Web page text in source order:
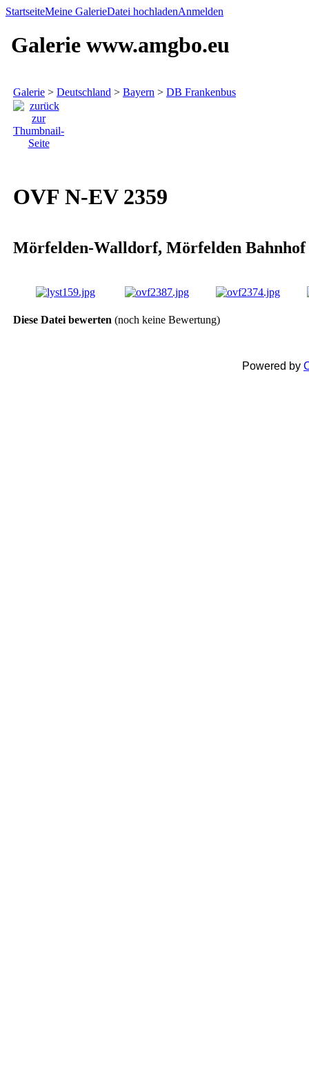
StartseiteMeine GalerieDatei hochladenAnmelden
Galerie www.amgbo.eu
Galerie > Deutschland > Bayern > DB Frankenbus
OVF N-EV 2359
Mörfelden-Walldorf, Mörfelden Bahnhof
Diese Datei bewerten (noch keine Bewertung)
Powered by